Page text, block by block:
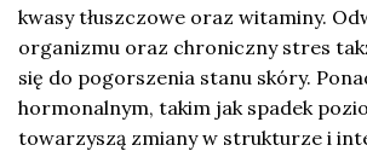
kwasy tłuszczowe oraz witaminy.
organizmu oraz chroniczny stres
się do pogorszenia stanu skóry.
hormonalnym, takim jak spadek
towarzyszą zmiany w strukturze i